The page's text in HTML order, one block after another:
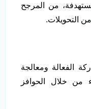
من المرجح
من التحويلات.
الفعالة ومعالجة
من خلال الحوافز